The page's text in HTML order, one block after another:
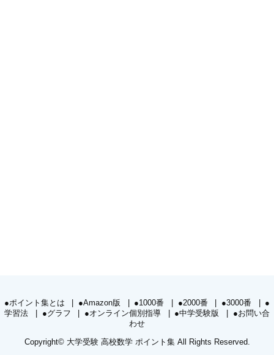
●ポイント集とは ●Amazon版 ●1000番 ●2000番 ●3000番
●
学習法
●グラフ ●オンライン個別指導 ●中学受験版
●お問い合
わせ
Copyright© 大学受験 高校数学 ポイント集All Rights Reserved.